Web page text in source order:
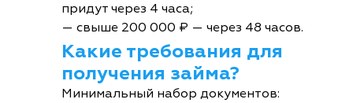
придут через 4 часа;
— свыше 200 000 ₽ — через 48 часов.
Какие требования для
получения займа?
Минимальный набор документов: